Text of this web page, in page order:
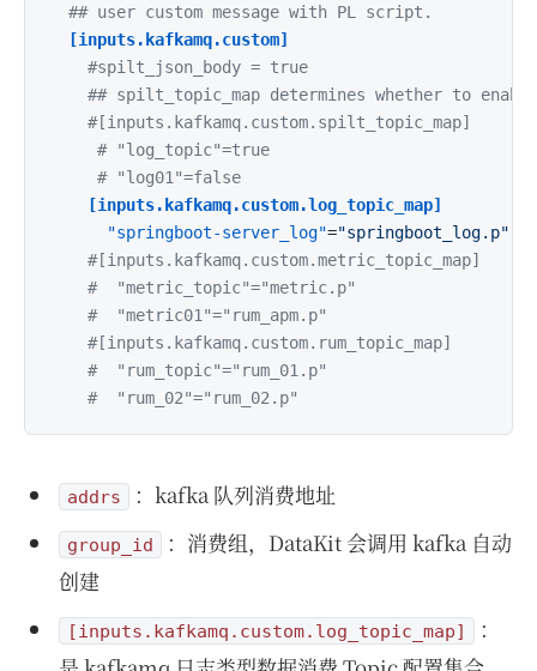
## user custom message with PL script.
[inputs.kafkamq.custom]
#spilt_json_body = true
## spilt_topic_map determines whether to
#[inputs.kafkamq.custom.spilt_topic_map]
# "log_topic"=true
# "log01"=false
[inputs.kafkamq.custom.log_topic_map]
"springboot-server_log"="springboot_log.p"
#[inputs.kafkamq.custom.metric_topic_map]
#  "metric_topic"="metric.p"
#  "metric01"="rum_apm.p"
#[inputs.kafkamq.custom.rum_topic_map]
#  "rum_topic"="rum_01.p"
#  "rum_02"="rum_02.p"
addrs ：kafka 队列消费地址
group_id ：消费组，DataKit 会调用 kafka 自动
创建
[inputs.kafkamq.custom.log_topic_map] ：